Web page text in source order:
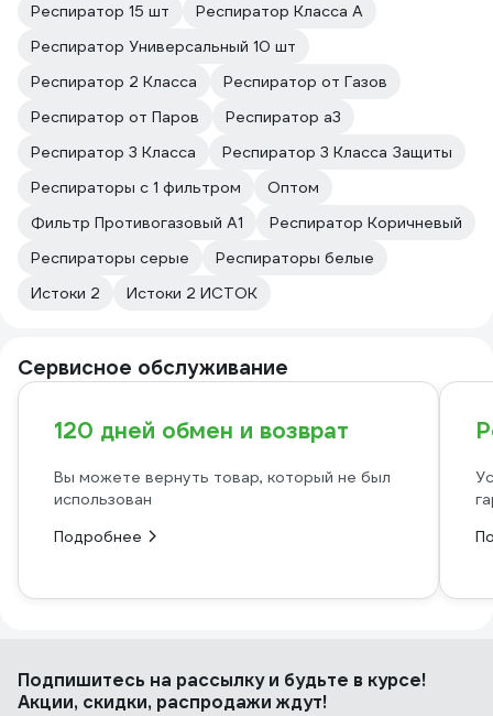
Респиратор 15 шт
Респиратор Класса А
Респиратор Универсальный 10 шт
Респиратор 2 Класса
Респиратор от Газов
Респиратор от Паров
Респиратор а3
Респиратор 3 Класса
Респиратор 3 Класса Защиты
Респираторы с 1 фильтром
Оптом
Фильтр Противогазовый А1
Респиратор Коричневый
Респираторы серые
Респираторы белые
Истоки 2
Истоки 2 ИСТОК
Сервисное обслуживание
120 дней обмен и возврат
Вы можете вернуть товар, который не был
использован
Подробнее
Подпишитесь на рассылкуи будьте в курсе!
Акции, скидки, распродажи ждут!